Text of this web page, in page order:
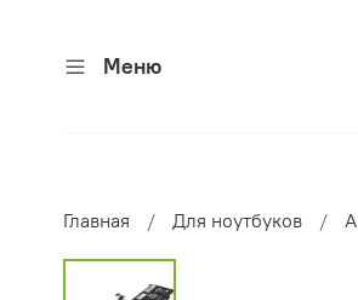
Меню
Главная Для ноутбуков